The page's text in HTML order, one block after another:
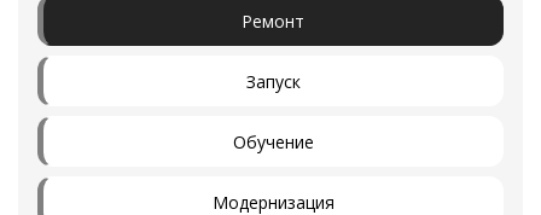
Ремонт
Запуск
Обучение
Модернизация